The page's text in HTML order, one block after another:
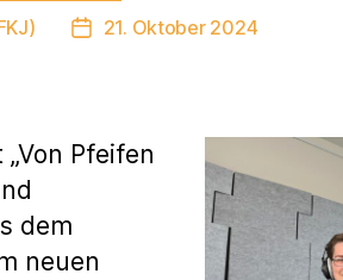
Veröffentlichungsdatum
21. Oktober 2024
Pfeifen
dem
neuen